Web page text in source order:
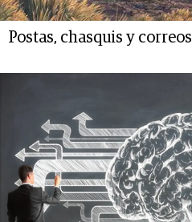
Postas, chasquis y correos